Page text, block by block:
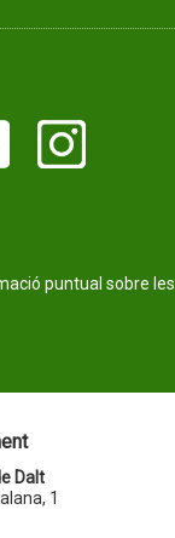
puntual sobre
Dalt
1